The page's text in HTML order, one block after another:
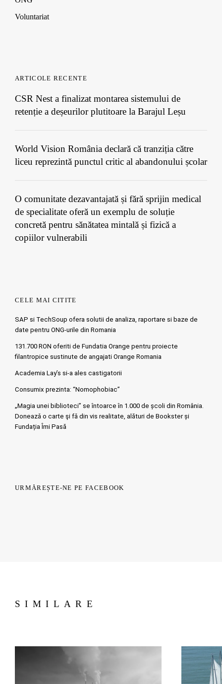
Voluntariat
ARTICOLE RECENTE
CSR Nest a finalizat montarea sistemului de
retenție a deșeurilor plutitoare la Barajul Leșu
World Vision România declară că tranziția către
liceu reprezintă punctul critic al abandonului școlar
O comunitate dezavantajată și fără sprijin medical
de specialitate oferă un exemplu de soluție
concretă pentru sănătatea mintală și fizică a
copiilor vulnerabili
CELE MAI CITITE
SAP si TechSoup ofera solutii de analiza, raportare si baze de
date pentru ONG-urile din Romania
131.700 RON oferiti de Fundatia Orange pentru proiecte
filantropice sustinute de angajati Orange Romania
Academia Lay’s si-a ales castigatorii
Consumix prezinta: “Nomophobiac”
„Magia unei biblioteci” se întoarce în 1.000 de școli din România.
Doneazǎ o carte şi fǎ din vis realitate, alături de Bookster și
Fundația Îmi Pasă
URMĂREȘTE-NE PE FACEBOOK
SIMILARE